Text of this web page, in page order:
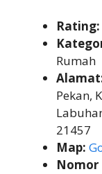
Rating:
Rumah
Pekan,
21457
Map:
Nomor